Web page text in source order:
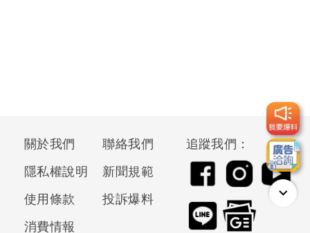
關於我們
聯絡我們
隱私權說明
新聞規範
使用條款
投訴爆料
消費情報
追蹤我們：